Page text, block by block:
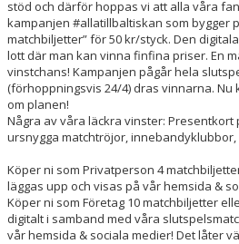
stöd och därför hoppas vi att alla våra
kampanjen #allatillbaltiskan som bygger
matchbiljetter” för 50 kr/styck. Den
lott där man kan vinna finfina priser. En
vinstchans! Kampanjen pågår hela
(förhoppningsvis 24/4) dras vinnarna. Nu
om planen!
Några av våra läckra vinster: Presentkort
ursnygga matchtröjor,
Köper ni som Privatperson 4
läggas upp och visas på vår hemsida &
Köper ni som Företag 10 matchbiljetter
digitalt i samband med våra
vår hemsida & sociala medier! Det låter